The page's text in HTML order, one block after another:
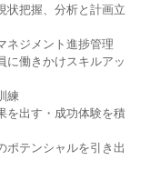
状把握、分析と計画立
ネジメント進捗管理
に働きかけスキルアッ
練
を出す・成功体験を積
ポテンシャルを引き出